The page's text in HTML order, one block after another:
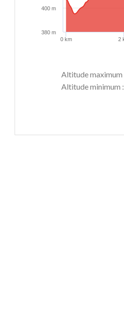
0 km 2
380 m
400 m
Altitude maximum
Altitude minimum :